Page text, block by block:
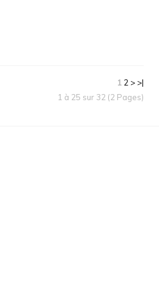
1 2 > >|
1 à 25 sur 32 (2 Pages)